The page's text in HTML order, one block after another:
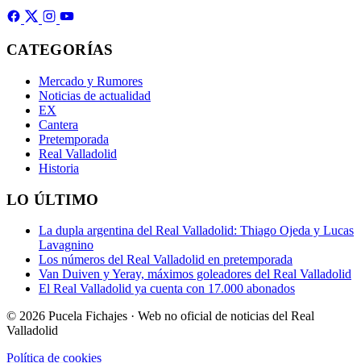
CATEGORÍAS
Mercado y Rumores
Noticias de actualidad
EX
Cantera
Pretemporada
Real Valladolid
Historia
LO ÚLTIMO
La dupla argentina del Real Valladolid: Thiago Ojeda y Lucas
Lavagnino
Los números del Real Valladolid en pretemporada
Van Duiven y Yeray, máximos goleadores del Real Valladolid
El Real Valladolid ya cuenta con 17.000 abonados
© 2026 Pucela Fichajes · Web no oficial de noticias del Real
Valladolid
Política de cookies